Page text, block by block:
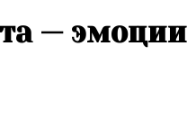
— эмоции